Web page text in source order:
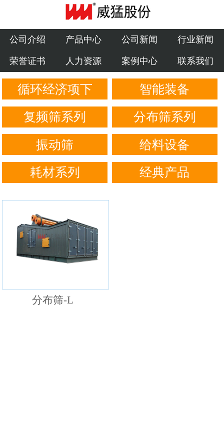
公司介绍
产品中心
公司新闻
行业新闻
荣誉证书
人力资源
案例中心
公司介绍 产品中心 公司新闻 行业新闻
荣誉证书 人力资源 案例中心 联系我们
循环经济项下 智能装备
复频筛系列 分布筛系列
振动筛 给料设备
耗材系列 经典产品
分布筛-L